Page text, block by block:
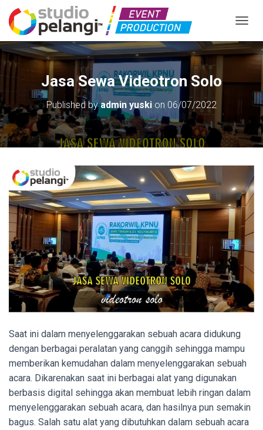
Jasa Sewa Videotron Solo
Published byadmin yuski on 06/07/2022
Saat ini dalam menyelenggarakan sebuah acara didukung
dengan berbagai peralatan yang canggih sehingga mampu
memberikan kemudahan dalam menyelenggarakan sebuah
acara. Dikarenakan saat ini berbagai alat yang digunakan
berbasis digital sehingga akan membuat lebih ringan dalam
menyelenggarakan sebuah acara, dan hasilnya pun semakin
bagus. Salah satu alat yang dibutuhkan dalam sebuah acara